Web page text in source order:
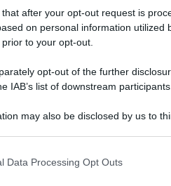
that after your opt-out request is
on personal information
to your opt-out.
opt-out of the further
IAB’s list of downstream participants.
may also be disclosed by us to
including but not limited to your visit
Data Processing Opt Outs
marchi di alta gamma come
di produzione avanzati per
strutturale e